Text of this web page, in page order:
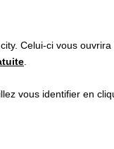
Celui-ci vous
vous identifier en